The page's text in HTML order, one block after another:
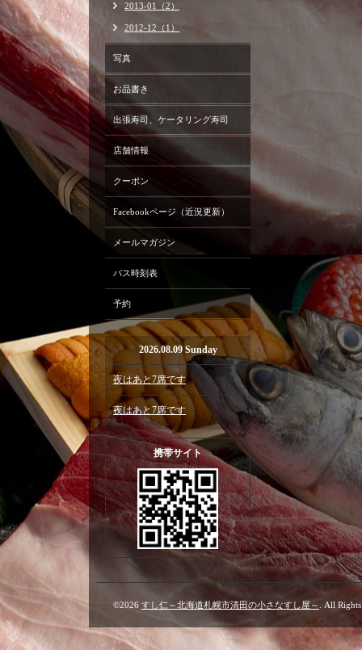
2013-01（2）
2012-12（1）
写真
お品書き
出張寿司、ケータリング寿司
店舗情報
クーポン
Facebookページ（近況更新）
メールマガジン
バス時刻表
予約
2026.08.09 Sunday
夜はあと7席です
夜はあと7席です
携帯サイト
©2026 すし仁～北海道札幌市清田の小さなすし屋～ . All